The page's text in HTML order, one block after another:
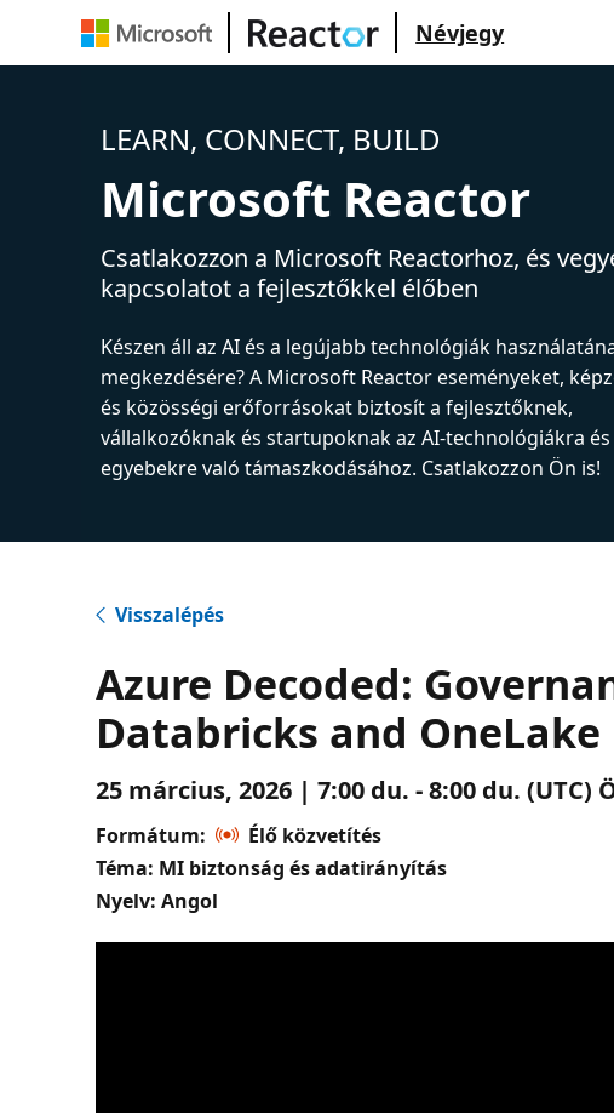
Névjegy
LEARN, CONNECT, BUILD
Microsoft Reactor
Csatlakozzon a Microsoft Reactorhoz, és
kapcsolatot a fejlesztőkkel élőben
Készen áll az AI és a legújabb technológiák
megkezdésére? A Microsoft Reactor eseményeket,
és közösségi erőforrásokat biztosít a fejlesztőknek,
vállalkozóknak és startupoknak az AI-technológiákra és
egyebekre való támaszkodásához. Csatlakozzon Ön is!
Visszalépés
Azure Decoded:
Databricks and OneLake
25 március, 2026 | 7:00 du. - 8:00 du.
Formátum:
Élő közvetítés
Téma: MI biztonság és adatirányítás
Nyelv: Angol